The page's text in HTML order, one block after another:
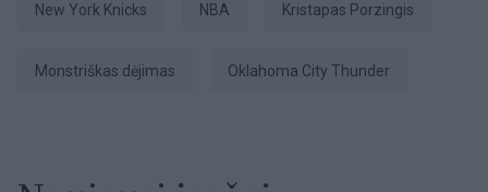
New York Knicks NBA Kristapas Porzingis
monstriškas dėjimas Oklahoma City Thunder